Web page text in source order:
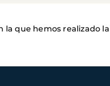
la que hemos realizado